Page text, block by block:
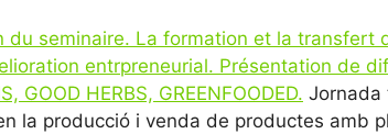
du seminaire. La formation et la transfert
entrpreneurial. Présentation de
GOOD HERBS, GREENFOODED. Jornada
la producció i venda de productes amb